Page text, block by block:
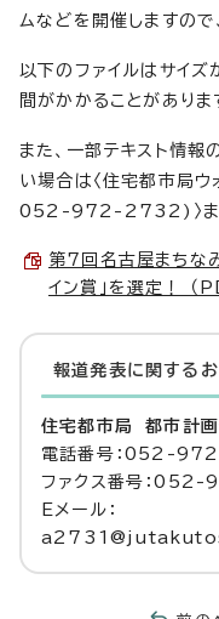
ムなどを開催しますので
以下のファイルはサイズ
間がかかることがありま
また、一部テキスト情報
い場合は〈住宅都市局
052-972-2732)〉まで
第7回名古屋まちな
イン賞」を選定！
報道発表に関する
住宅都市局 都市計画
電話番号：052-
ファクス番号：
Eメール：